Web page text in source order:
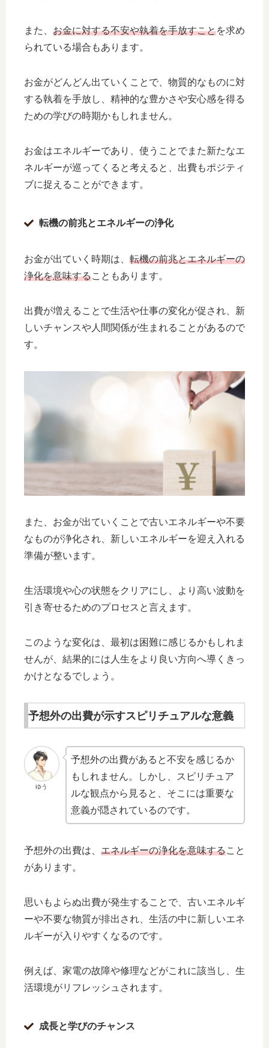
また、 お金に対する不安や執着を手放すことを求め
られている場合もあります。
お金がどんどん出ていくことで、物質的なものに対
する執着を手放し、精神的な豊かさや安心感を得る
ための学びの時期かもしれません。
お金はエネルギーであり、使うことでまた新たなエ
ネルギーが巡ってくると考えると、出費もポジティ
ブに捉えることができます。
転機の前兆とエネルギーの浄化
お金が出ていく時期は、 転機の前兆とエネルギーの
浄化を意味することもあります。
出費が増えることで生活や仕事の変化が促され、新
しいチャンスや人間関係が生まれることがあるので
す。
また、お金が出ていくことで古いエネルギーや不要
なものが浄化され、新しいエネルギーを迎え入れる
準備が整います。
生活環境や心の状態をクリアにし、より高い波動を
引き寄せるためのプロセスと言えます。
このような変化は、最初は困難に感じるかもしれま
せんが、結果的には人生をより良い方向へ導くきっ
かけとなるでしょう。
予想外の出費が示すスピリチュアルな意義
ゆう
予想外の出費があると不安を感じるか
もしれません。しかし、スピリチュア
ルな観点から見ると、そこには重要な
意義が隠されているのです。
予想外の出費は、 エネルギーの浄化を意味すること
があります。
思いもよらぬ出費が発生することで、古いエネルギ
ーや不要な物質が排出され、生活の中に新しいエネ
ルギーが入りやすくなるのです。
例えば、家電の故障や修理などがこれに該当し、生
活環境がリフレッシュされます。
成長と学びのチャンス